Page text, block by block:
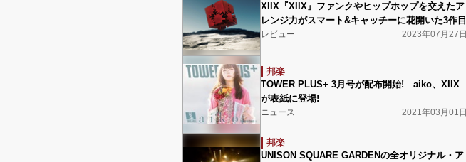
XIIX『XIIX』ファンクやヒップホップを交えたア
レンジ力がスマート&キャッチーに花開いた3作目
レビュー 2023年07月27日
邦楽
TOWER PLUS+ 3月号が配布開始! aiko、XIIX
が表紙に登場!
ニュース 2021年03月01日
邦楽
UNISON SQUARE GARDENの全オリジナル・ア